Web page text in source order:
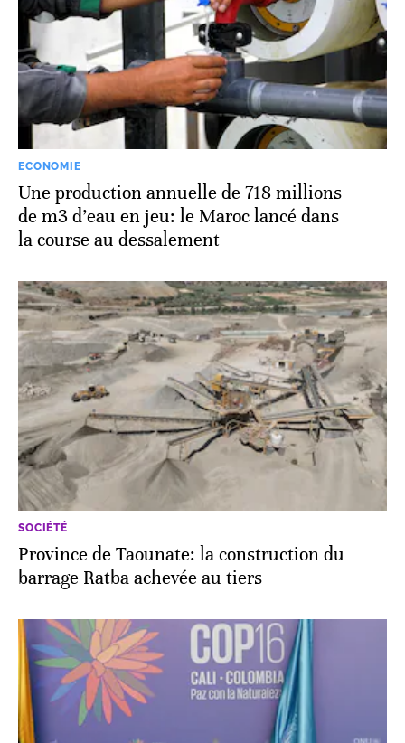
ECONOMIE
Une production annuelle de 718 millions
de m3 d’eau en jeu: le Maroc lancé dans
la course au dessalement
SOCIÉTÉ
Province de Taounate: la construction du
barrage Ratba achevée au tiers